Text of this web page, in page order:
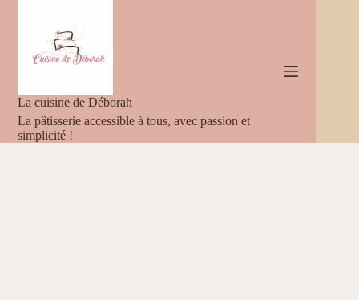
La cuisine de Déborah
La pâtisserie accessible à tous, avec passion et
simplicité !